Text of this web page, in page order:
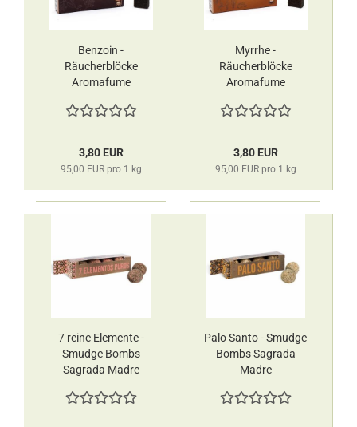
Benzoin -
Räucherblöcke
Aromafume
3,80 EUR
95,00 EUR pro 1 kg
Myrrhe -
Räucherblöcke
Aromafume
3,80 EUR
95,00 EUR pro 1 kg
7 reine Elemente -
Smudge Bombs
Sagrada Madre
Palo Santo - Smudge
Bombs Sagrada
Madre